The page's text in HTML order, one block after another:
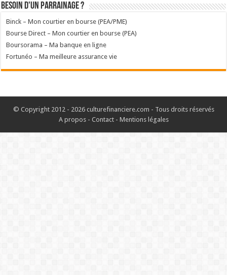
Besoin d'un parrainage ?
Binck – Mon courtier en bourse (PEA/PME)
Bourse Direct – Mon courtier en bourse (PEA)
Boursorama – Ma banque en ligne
Fortunéo – Ma meilleure assurance vie
© Copyright 2012 - 2026 culturefinanciere.com - Tous droits réservés
A propos- Contact- Mentions légales